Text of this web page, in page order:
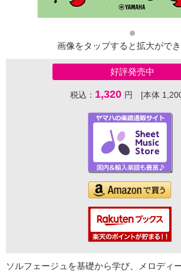
画像をタップすると拡大ができ
好評発売中
税込： 1,320 円 [本体
ソルフェージュを基礎から学び、メロディ